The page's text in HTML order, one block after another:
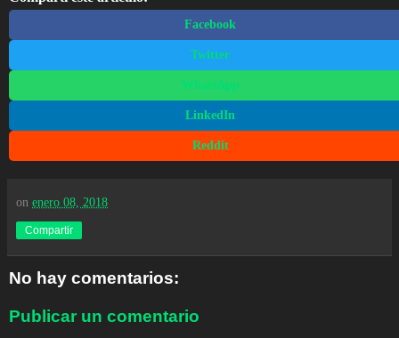
Facebook
Twitter
WhatsApp
LinkedIn
Reddit
on enero 08, 2018
Compartir
No hay comentarios:
Publicar un comentario